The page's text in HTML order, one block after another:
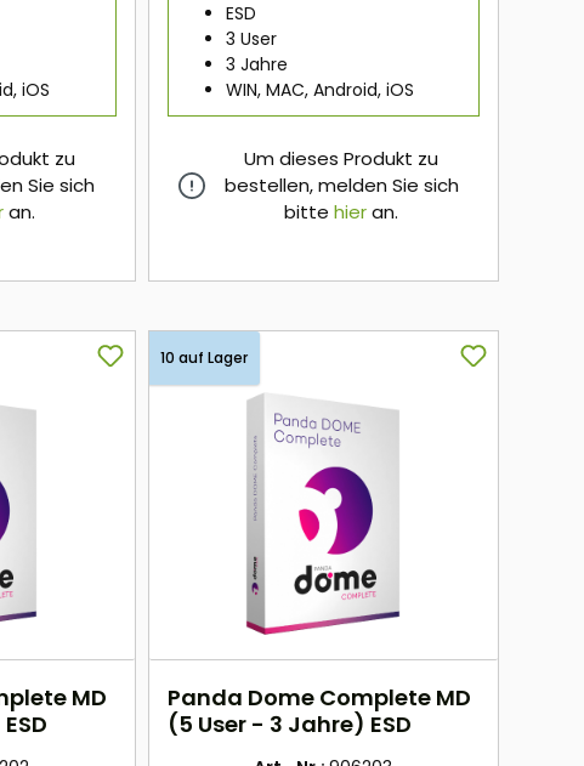
iOS
zu
Sie sich
an.
ESD
3 User
3 Jahre
WIN, MAC, Android, iOS
Um dieses Produkt zu
bestellen, melden Sie sich
bittehieran.
MD
10 auf Lager
Panda Dome Complete MD
(5 User - 3 Jahre) ESD